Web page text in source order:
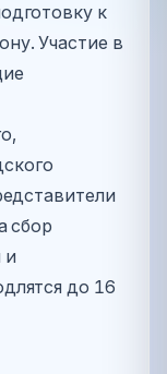
к
Участие в
сбор
и
до 16